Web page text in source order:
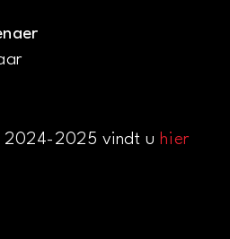
2024-2025 vindt uhier